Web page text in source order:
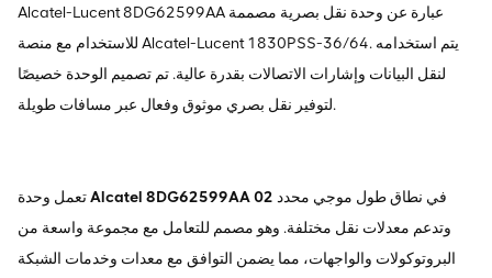
Alcatel-Lucent 8DG62599AA عبارة عن وحدة نقل بصرية مصممة
للاستخدام مع منصة Alcatel-Lucent 1830PSS-36/64. يتم استخدامه
لنقل البيانات وإشارات الاتصالات بقدرة عالية. تم تصميم الوحدة خصيصًا
لتوفير نقل بصري موثوق وفعال عبر مسافات طويلة.
Alcatel 8DG62599AA 02
وتدعم معدلات نقل مختلفة. وهو مصمم للتعامل مع مجموعة واسعة من
البروتوكولات والواجهات، مما يضمن التوافق مع معدات وخدمات الشبكة